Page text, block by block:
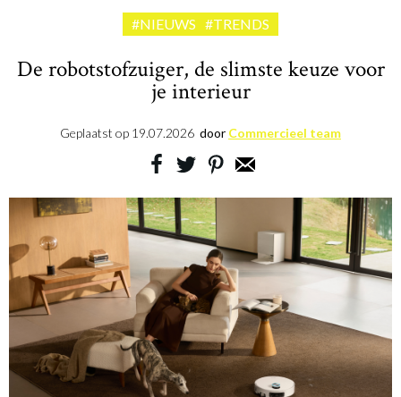
#NIEUWS #TRENDS
De robotstofzuiger, de slimste keuze voor
je interieur
Geplaatst op 19.07.2026 door Commercieel team